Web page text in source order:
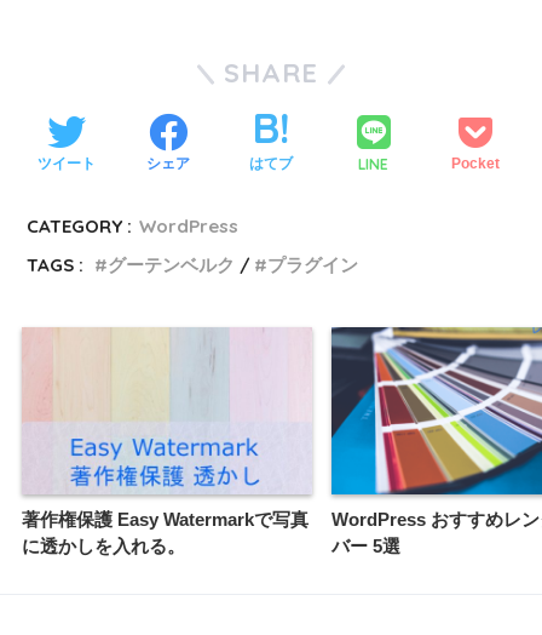
SHARE
ツイート シェア はてブ LINE Pocket
CATEGORY : WordPress
TAGS :
グーテンベルク プラグイン
著作権保護 Easy Watermarkで写真
に透かしを入れる。
WordPress おすすめレ
バー 5選